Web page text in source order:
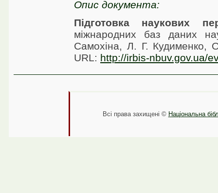
Опис документа:
Підготовка наукових
міжнародних баз даних
Самохіна, Л. Г.
URL: http://irbis-nbuv.gov.ua/
Всі права захищені © Національна